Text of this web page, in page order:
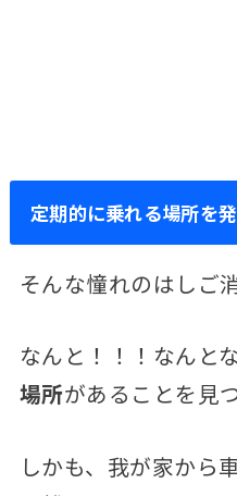
定期的に乗れる場所を
そんな憧れのはしご
なんと！！！なんと
場所があることを見
しかも、我が家から